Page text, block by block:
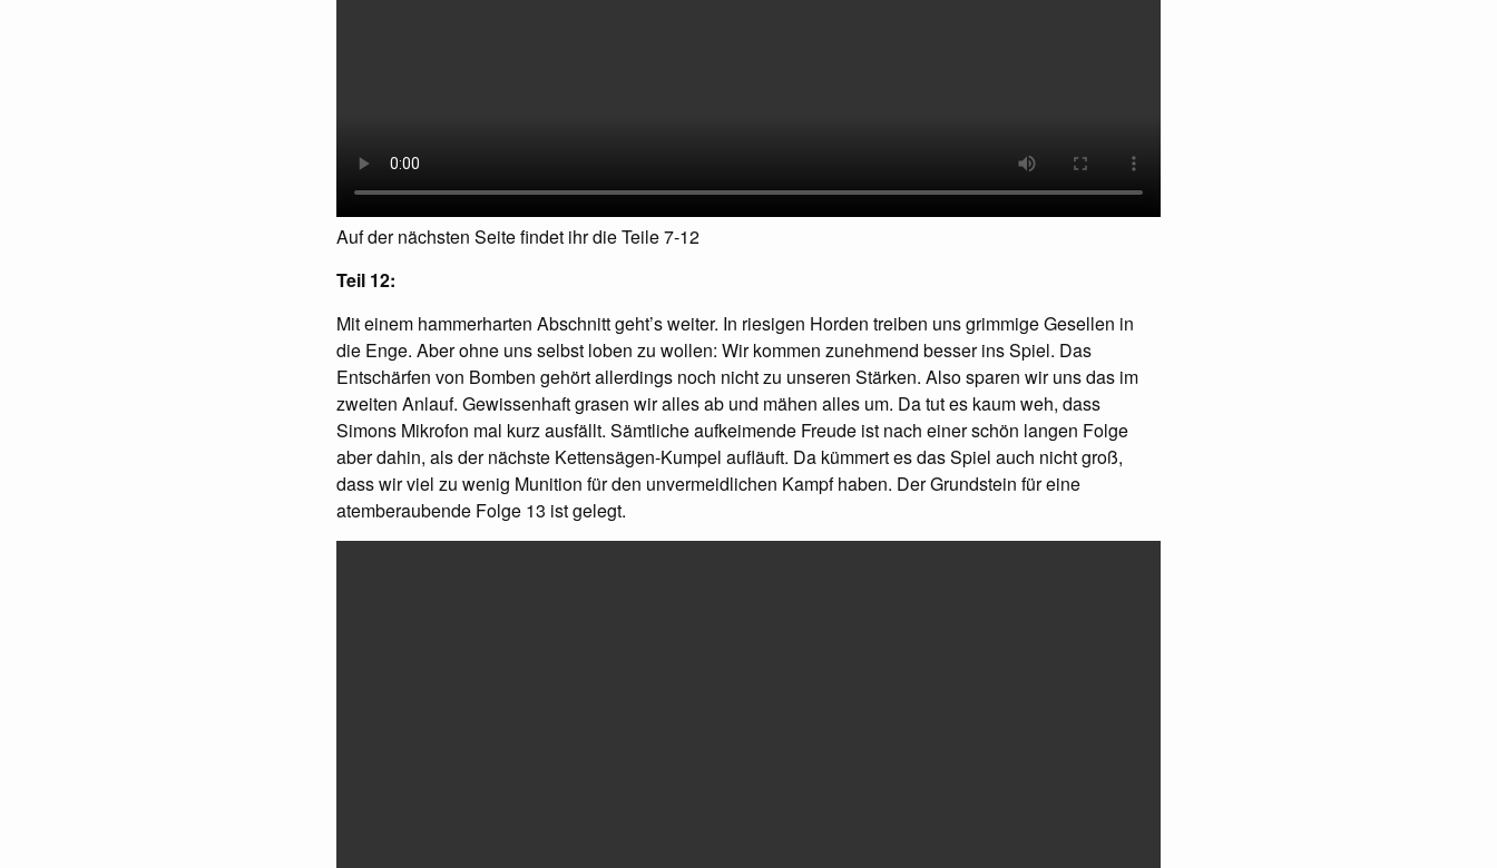
Auf der nächsten Seite findet ihr die Teile 7-12
Teil 12:
Mit einem hammerharten Abschnitt geht’s weiter. In riesigen Horden treiben uns grimmige Gesellen in
die Enge. Aber ohne uns selbst loben zu wollen: Wir kommen zunehmend besser ins Spiel. Das
Entschärfen von Bomben gehört allerdings noch nicht zu unseren Stärken. Also sparen wir uns das im
zweiten Anlauf. Gewissenhaft grasen wir alles ab und mähen alles um. Da tut es kaum weh, dass
Simons Mikrofon mal kurz ausfällt. Sämtliche aufkeimende Freude ist nach einer schön langen Folge
aber dahin, als der nächste Kettensägen-Kumpel aufläuft. Da kümmert es das Spiel auch nicht groß,
dass wir viel zu wenig Munition für den unvermeidlichen Kampf haben. Der Grundstein für eine
atemberaubende Folge 13 ist gelegt.